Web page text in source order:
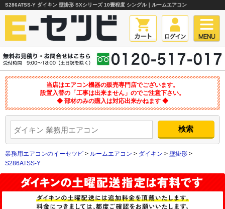
S286ATSS-Y ダイキン 壁掛形 SXシリーズ 10畳程度 シングル｜ルームエアコン
当店はエアコン機器の販売専門店でございます。
設置入替の「工事は出来ません」のでご注意下さい。
◆ 部材のみの購入は対応出来かねます ◆
業務用エアコンのイーセツビ > ルームエアコン > ダイキン > 壁掛形 >
S286ATSS-Y